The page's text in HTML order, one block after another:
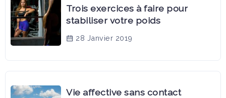
Trois exercices à faire pour
stabiliser votre poids
28 Janvier 2019
Vie affective sans contact